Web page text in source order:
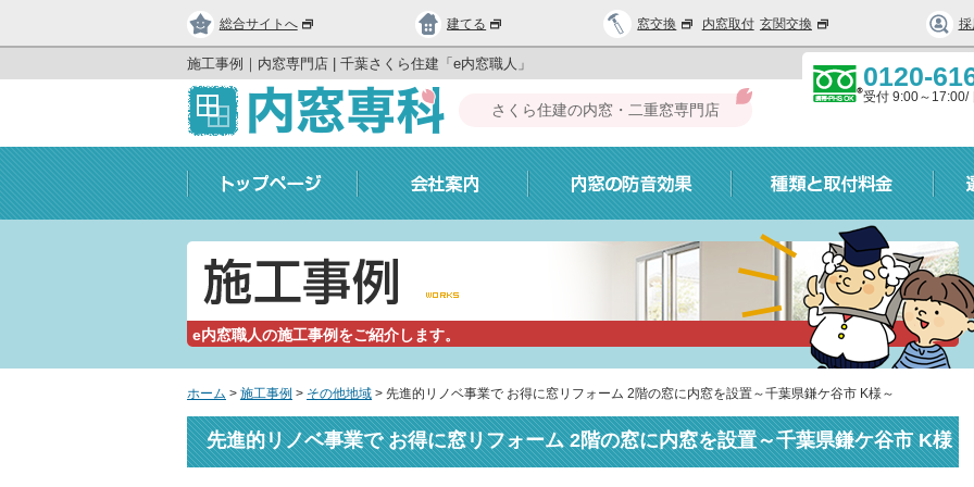
総合サイトへ 建てる 窓交換 内窓取付 玄関交換 採
施工事例｜内窓専門店 | 千葉さくら住建「e内窓職人」
さくら住建の内窓・二重窓専門店
0120-
受付 9:00～17:00/
e内窓職人の施工事例をご紹介します。
ホーム > 施工事例 > その他地域 > 先進的リノベ事業で お得に窓リフォーム 2階の窓に内窓を設置～千葉県鎌ケ谷市 K様～
先進的リノベ事業で お得に窓リフォーム 2階の窓に内窓を設置～千葉県鎌ケ谷市 K様